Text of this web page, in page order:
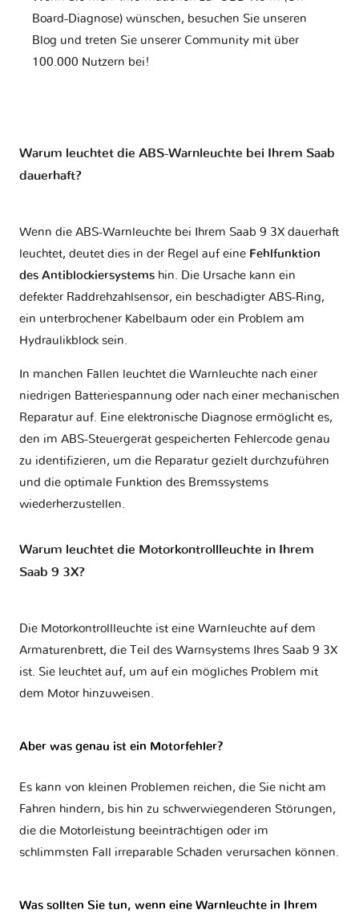
Board-Diagnose) wünschen, besuchen Sie unseren
Blog und treten Sie unserer Community mit über
100.000 Nutzern bei!
Warum leuchtet die ABS-Warnleuchte bei Ihrem Saab
dauerhaft?
Wenn die ABS-Warnleuchte bei Ihrem Saab 9 3X dauerhaft
leuchtet, deutet dies in der Regel auf eine Fehlfunktion
des Antiblockiersystems hin. Die Ursache kann ein
defekter Raddrehzahlsensor, ein beschädigter ABS-Ring,
ein unterbrochener Kabelbaum oder ein Problem am
Hydraulikblock sein.
In manchen Fällen leuchtet die Warnleuchte nach einer
niedrigen Batteriespannung oder nach einer mechanischen
Reparatur auf. Eine elektronische Diagnose ermöglicht es,
den im ABS-Steuergerät gespeicherten Fehlercode genau
zu identifizieren, um die Reparatur gezielt durchzuführen
und die optimale Funktion des Bremssystems
wiederherzustellen.
Warum leuchtet die Motorkontrollleuchte in Ihrem
Saab 9 3X?
Die Motorkontrollleuchte ist eine Warnleuchte auf dem
Armaturenbrett, die Teil des Warnsystems Ihres Saab 9 3X
ist. Sie leuchtet auf, um auf ein mögliches Problem mit
dem Motor hinzuweisen.
Aber was genau ist ein Motorfehler?
Es kann von kleinen Problemen reichen, die Sie nicht am
Fahren hindern, bis hin zu schwerwiegenderen Störungen,
die die Motorleistung beeinträchtigen oder im
schlimmsten Fall irreparable Schäden verursachen können.
Was sollten Sie tun, wenn eine Warnleuchte in Ihrem